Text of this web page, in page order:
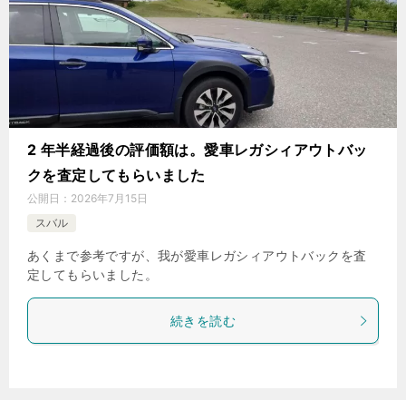
2 年半経過後の評価額は。愛車レガシィアウトバッ
クを査定してもらいました
公開日： 2026年7月15日
スバル
あくまで参考ですが、我が愛車レガシィアウトバックを査
定してもらいました。
続きを読む